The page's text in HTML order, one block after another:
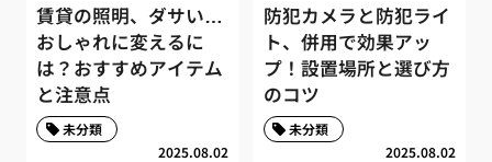
賃貸の照明、ダサい…
おしゃれに変えるに
は？おすすめアイテム
と注意点
2025.08.02
未分類
防犯カメラと防犯ライ
ト、併用で効果アッ
プ！設置場所と選び方
のコツ
2025.08.02
未分類